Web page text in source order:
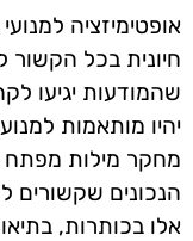
חיונית בכל הקשור
שהמודעות יגיעו
יהיו מותאמות
מחקר מילות מפתח
הנכונים שקשורים
אלו בכותרות,